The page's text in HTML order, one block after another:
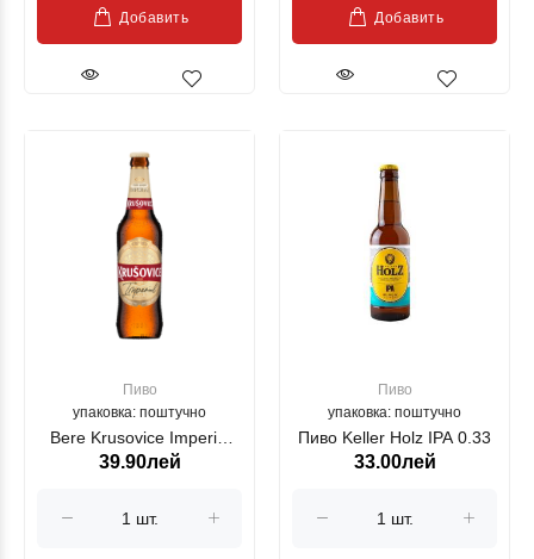
Добавить Добавить
Пиво
упаковка: поштучно
Bere Krusovice Imperial
0.5l st.
39.90лей
Пиво
упаковка: поштучно
Пиво Keller Holz IPA 0.33
33.00лей